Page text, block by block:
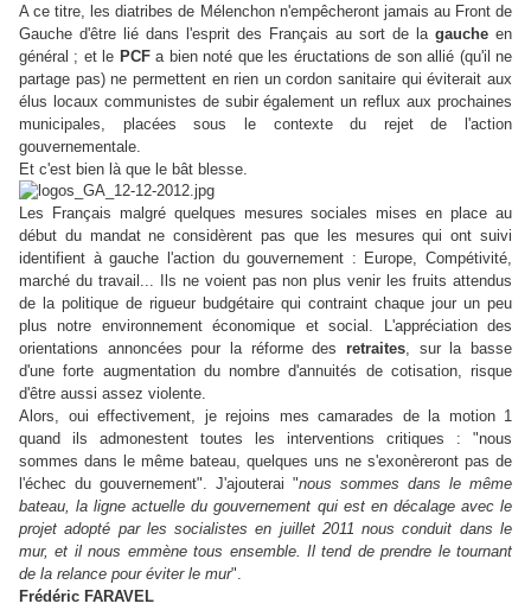
A ce titre, les diatribes de Mélenchon n'empêcheront jamais au Front de
Gauche d'être lié dans l'esprit des Français au sort de la gauche en
général ; et le PCFa bien noté que les éructations de son allié (qu'il ne
partage pas) ne permettent en rien un cordon sanitaire qui éviterait aux
élus locaux communistes de subir également un reflux aux prochaines
municipales, placées sous le contexte du rejet de l'action
gouvernementale.
Et c'est bien là que le bât blesse.
Les Français malgré quelques mesures sociales mises en place au
début du mandat ne considèrent pas que les mesures qui ont suivi
identifient à gauche l'action du gouvernement : Europe, Compétivité,
marché du travail... Ils ne voient pas non plus venir les fruits attendus
de la politique de rigueur budgétaire qui contraint chaque jour un peu
plus notre environnement économique et social. L'appréciation des
orientations annoncées pour la réforme des retraites, sur la basse
d'une forte augmentation du nombre d'annuités de cotisation, risque
d'être aussi assez violente.
Alors, oui effectivement, je rejoins mes camarades de la motion 1
quand ils admonestent toutes les interventions critiques : "nous
sommes dans le même bateau, quelques uns ne s'exonèreront pas de
l'échec du gouvernement". J'ajouterai "nous sommes dans le même
bateau, la ligne actuelle du gouvernement qui est en décalage avec le
projet adopté par les socialistes en juillet 2011 nous conduit dans le
mur, et il nous emmène tous ensemble. Il tend de prendre le tournant
de la relance pour éviter le mur".
Frédéric FARAVEL